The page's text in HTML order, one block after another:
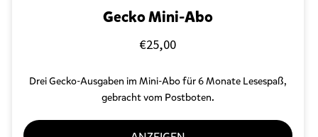
Gecko Mini-Abo
€25,00
Drei Gecko-Ausgaben im Mini-Abo für 6 Monate Lesespaß,
gebracht vom Postboten.